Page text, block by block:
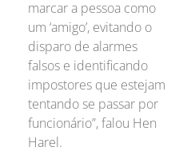
marcar a pessoa como
um ‘amigo’, evitando o
disparo de alarmes
falsos e identificando
impostores que estejam
tentando se passar por
funcionário”, falou Hen
Harel.